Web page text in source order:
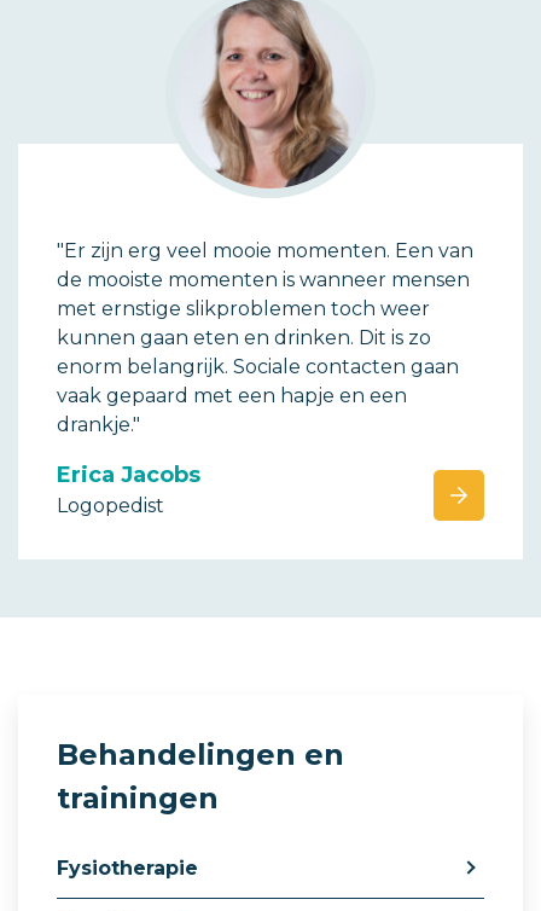
"Er zijn erg veel mooie momenten. Een van
de mooiste momenten is wanneer mensen
met ernstige slikproblemen toch weer
kunnen gaan eten en drinken. Dit is zo
enorm belangrijk. Sociale contacten gaan
vaak gepaard met een hapje en een
drankje."
Erica Jacobs
Logopedist
Behandelingen en
trainingen
Fysiotherapie